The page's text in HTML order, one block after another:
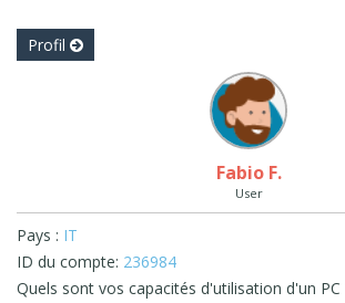
Profil
Fabio F.
User
Pays : IT
ID du compte: 236984
Quels sont vos capacités d'utilisation d'un PC